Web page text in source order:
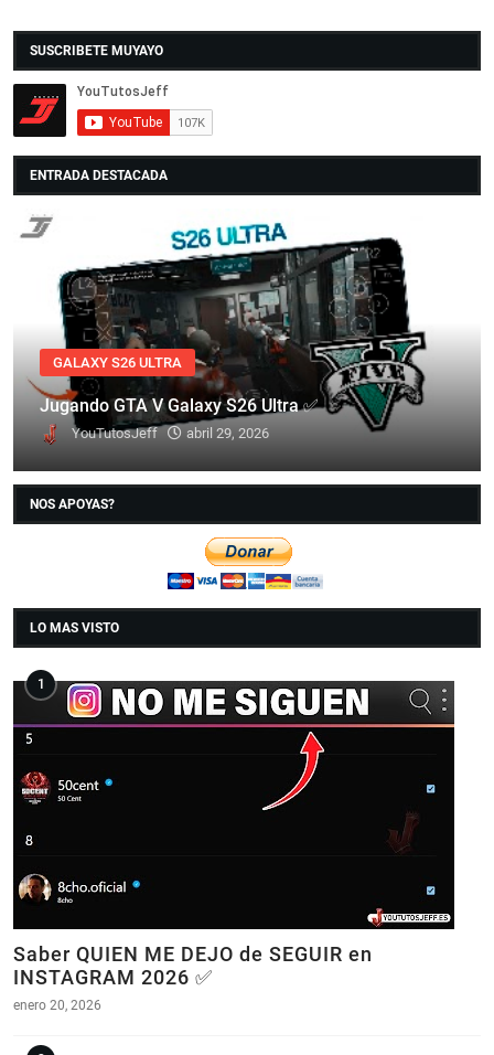
SUSCRIBETE MUYAYO
ENTRADA DESTACADA
GALAXY S26 ULTRA
Jugando GTA V Galaxy S26 Ultra ✅
YouTutosJeff abril 29, 2026
NOS APOYAS?
LO MAS VISTO
Saber QUIEN ME DEJO de SEGUIR en
INSTAGRAM 2026 ✅
enero 20, 2026